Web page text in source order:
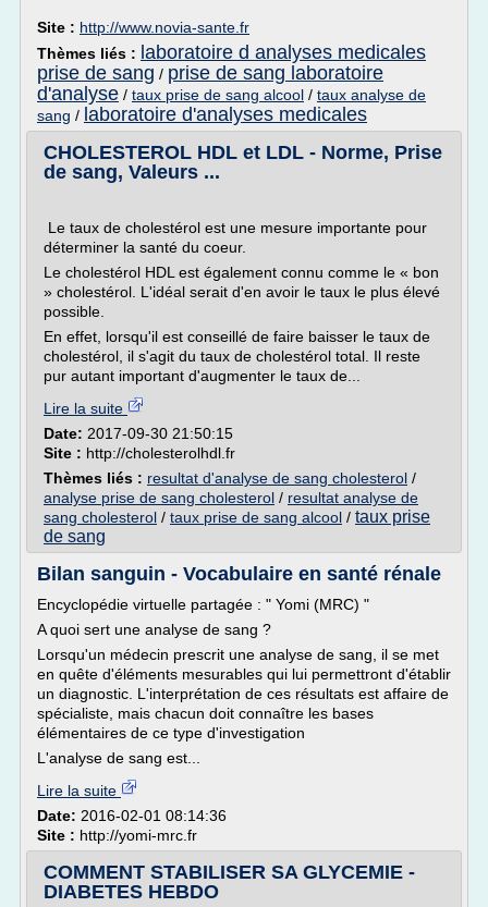
Site : http://www.novia-sante.fr
Thèmes liés : laboratoire d analyses medicales
prise de sang / prise de sang laboratoire
d'analyse / taux prise de sang alcool / taux analyse de
sang / laboratoire d'analyses medicales
CHOLESTEROL HDL et LDL - Norme, Prise
de sang, Valeurs ...
Le taux de cholestérol est une mesure importante pour
déterminer la santé du coeur.
Le cholestérol HDL est également connu comme le « bon
» cholestérol. L'idéal serait d'en avoir le taux le plus élevé
possible.
En effet, lorsqu'il est conseillé de faire baisser le taux de
cholestérol, il s'agit du taux de cholestérol total. Il reste
pur autant important d'augmenter le taux de...
Lire la suite
Date: 2017-09-30 21:50:15
Site : http://cholesterolhdl.fr
Thèmes liés : resultat d'analyse de sang cholesterol /
analyse prise de sang cholesterol / resultat analyse de
sang cholesterol / taux prise de sang alcool / taux prise
de sang
Bilan sanguin - Vocabulaire en santé rénale
Encyclopédie virtuelle partagée : " Yomi (MRC) "
A quoi sert une analyse de sang ?
Lorsqu'un médecin prescrit une analyse de sang, il se met
en quête d'éléments mesurables qui lui permettront d'établir
un diagnostic. L'interprétation de ces résultats est affaire de
spécialiste, mais chacun doit connaître les bases
élémentaires de ce type d'investigation
L'analyse de sang est...
Lire la suite
Date: 2016-02-01 08:14:36
Site : http://yomi-mrc.fr
COMMENT STABILISER SA GLYCEMIE -
DIABETES HEBDO